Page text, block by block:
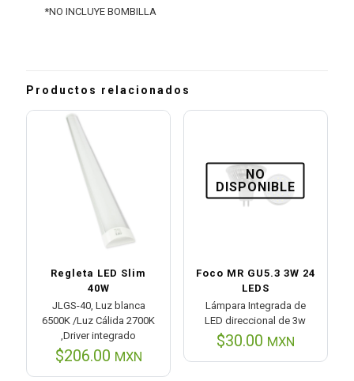
*NO INCLUYE BOMBILLA
Productos relacionados
Regleta LED Slim
40W
JLGS-40, Luz blanca
6500K /Luz Cálida 2700K
,Driver integrado
$206.00 MXN
NO
DISPONIBLE
Foco MR GU5.3 3W 24
LEDS
Lámpara Integrada de
LED direccional de 3w
$30.00 MXN